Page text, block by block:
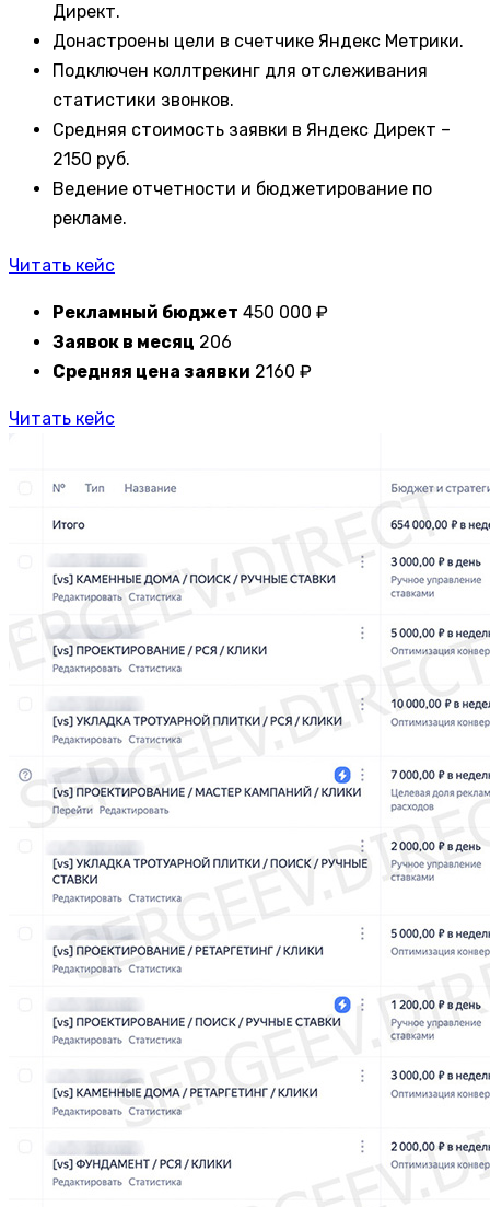
Директ.
Донастроены цели в счетчике Яндекс Метрики.
Подключен коллтрекинг для отслеживания
статистики звонков.
Средняя стоимость заявки в Яндекс Директ –
2150 руб.
Ведение отчетности и бюджетирование по
рекламе.
Читать кейс
Рекламный бюджет 450 000 ₽
Заявок в месяц 206
Средняя цена заявки 2160 ₽
Читать кейс